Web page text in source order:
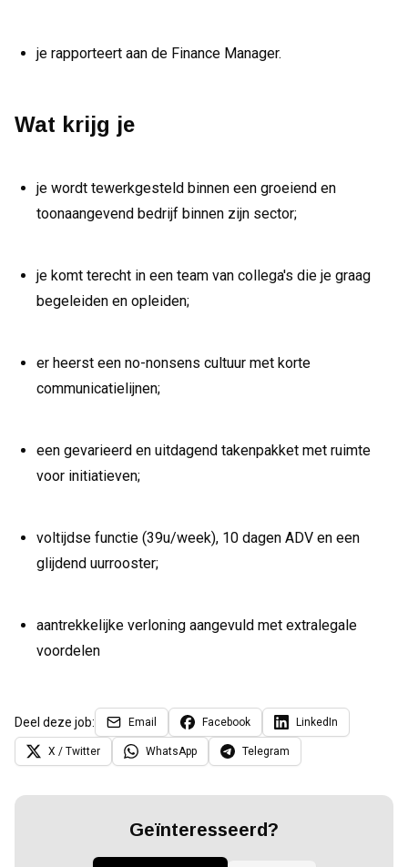
je rapporteert aan de Finance Manager.
Wat krijg je
je wordt tewerkgesteld binnen een groeiend en
toonaangevend bedrijf binnen zijn sector;
je komt terecht in een team van collega's die je graag
begeleiden en opleiden;
er heerst een no-nonsens cultuur met korte
communicatielijnen;
een gevarieerd en uitdagend takenpakket met ruimte
voor initiatieven;
voltijdse functie (39u/week), 10 dagen ADV en een
glijdend uurrooster;
aantrekkelijke verloning aangevuld met extralegale
voordelen
Deel deze job: Email Facebook LinkedIn
X / Twitter WhatsApp Telegram
Geïnteresseerd?